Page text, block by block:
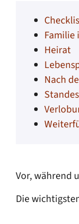
Familie
Heirat
Nach
Vor, während
Die